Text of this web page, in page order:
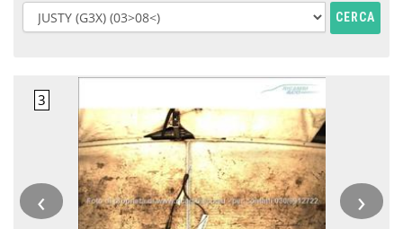
CERCA
‹ ›